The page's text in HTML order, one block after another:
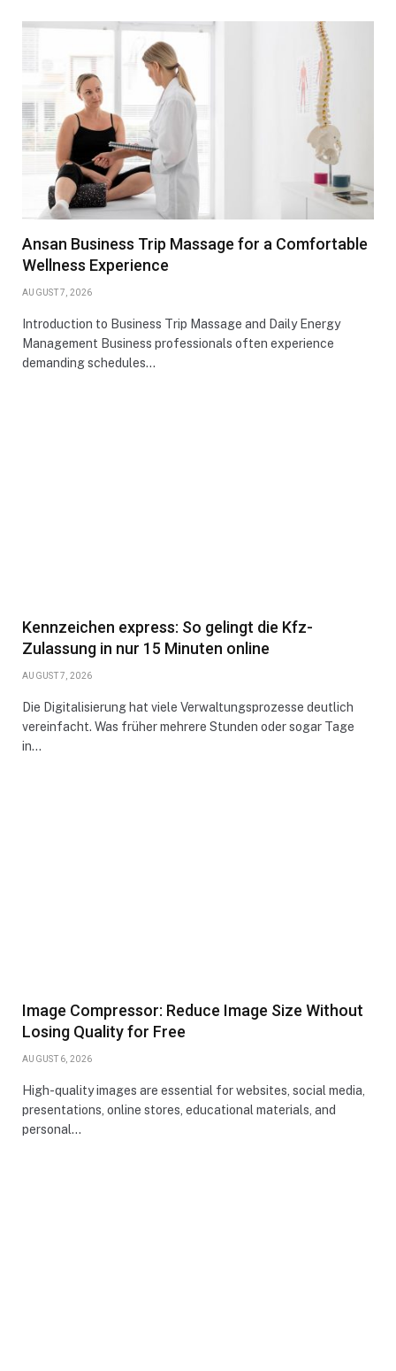
Ansan Business Trip Massage for a Comfortable
Wellness Experience
AUGUST 7, 2026
Introduction to Business Trip Massage and Daily Energy
Management Business professionals often experience
demanding schedules…
Kennzeichen express: So gelingt die Kfz-
Zulassung in nur 15 Minuten online
AUGUST 7, 2026
Die Digitalisierung hat viele Verwaltungsprozesse deutlich
vereinfacht. Was früher mehrere Stunden oder sogar Tage
in…
Image Compressor: Reduce Image Size Without
Losing Quality for Free
AUGUST 6, 2026
High-quality images are essential for websites, social media,
presentations, online stores, educational materials, and
personal…